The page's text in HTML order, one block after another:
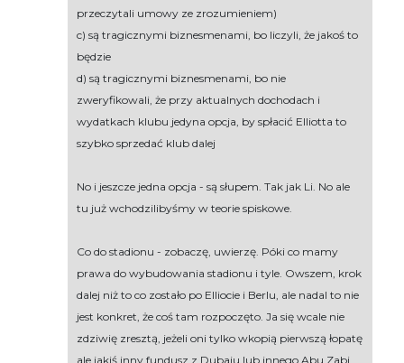
przeczytali umowy ze zrozumieniem)
c) są tragicznymi biznesmenami, bo liczyli, że jakoś to
będzie
d) są tragicznymi biznesmenami, bo nie
zweryfikowali, że przy aktualnych dochodach i
wydatkach klubu jedyna opcja, by spłacić Elliotta to
szybko sprzedać klub dalej
No i jeszcze jedna opcja - są słupem. Tak jak Li. No ale
tu już wchodzilibyśmy w teorie spiskowe.
Co do stadionu - zobaczę, uwierzę. Póki co mamy
prawa do wybudowania stadionu i tyle. Owszem, krok
dalej niż to co zostało po Elliocie i Berlu, ale nadal to nie
jest konkret, że coś tam rozpoczęto. Ja się wcale nie
zdziwię zresztą, jeżeli oni tylko wkopią pierwszą łopatę
ale jakiś inny fundusz z Dubaju lub innego Abu Zabi